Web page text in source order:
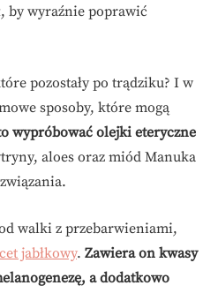
by wyraźnie poprawić
pozostały po trądziku? I w
sposoby, które mogą
wypróbować olejki eteryczne
aloes oraz miód Manuka
walki z przebarwieniami,
jabłkowy. Zawiera on kwasy
a dodatkowo